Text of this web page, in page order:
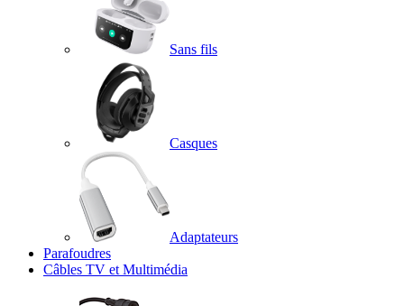
Sans fils
Casques
Adaptateurs
Parafoudres
Câbles TV et Multimédia